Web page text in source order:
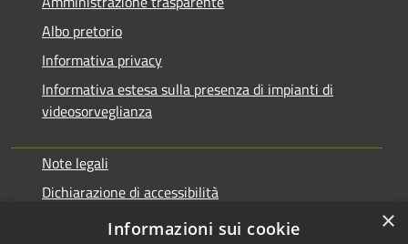
Albo pretorio
Informativa privacy
Informativa estesa sulla presenza di impianti di
videosorveglianza
Note legali
Dichiarazione di accessibilità
Obbiettivi di accessibilità
×
Informazioni sui cookie